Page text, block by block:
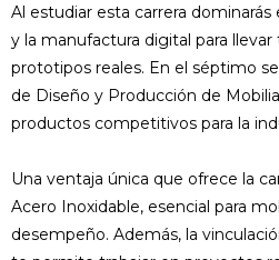
Al estudiar esta carrera
y la manufactura digital para llevar
prototipos reales. En el séptimo
de Diseño y Producción de
productos competitivos para la
Una ventaja única que ofrece la
Acero Inoxidable, esencial para
desempeño. Además, la